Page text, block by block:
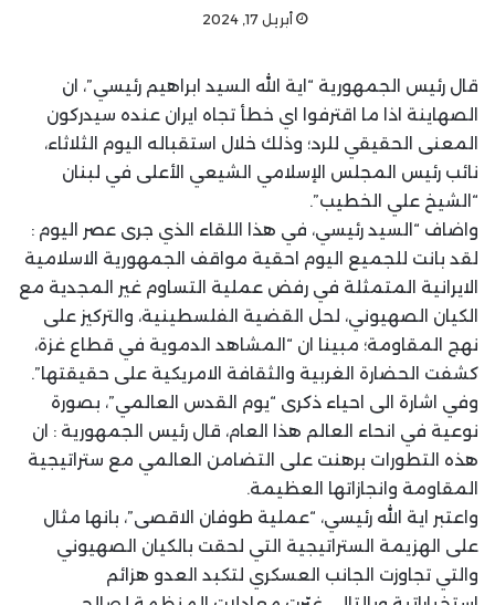
أبريل 17, 2024
قال رئيس الجمهورية “اية الله السيد ابراهيم رئيسي”، ان
الصهاينة اذا ما اقترفوا اي خطأ تجاه ايران عنده سيدركون
المعنى الحقيقي للرد؛ وذلك خلال استقباله اليوم الثلاثاء،
نائب رئيس المجلس الإسلامي الشيعي الأعلى في لبنان
“الشيخ علي الخطيب”.
واضاف “السيد رئيسي، في هذا اللقاء الذي جرى عصر اليوم :
لقد بانت للجميع اليوم احقية مواقف الجمهورية الاسلامية
الايرانية المتمثلة في رفض عملية التساوم غير المجدية مع
الكيان الصهيوني، لحل القضية الفلسطينية، والتركيز على
نهج المقاومة؛ مبينا ان “المشاهد الدموية في قطاع غزة،
كشفت الحضارة الغربية والثقافة الامريكية على حقيقتها”.
وفي اشارة الى احياء ذكرى “يوم القدس العالمي”، بصورة
نوعية في انحاء العالم هذا العام، قال رئيس الجمهورية : ان
هذه التطورات برهنت على التضامن العالمي مع ستراتيجية
المقاومة وانجازاتها العظيمة.
واعتبر اية الله رئيسي، “عملية طوفان الاقصى”، بانها مثال
على الهزيمة الستراتيجية التي لحقت بالكيان الصهيوني
والتي تجاوزت الجانب العسكري لتكبد العدو هزائم